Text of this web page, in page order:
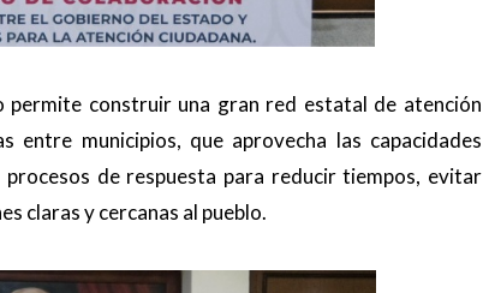
construir una gran red estatal de atención
entre municipios, que aprovecha las capacidades
de respuesta para reducir tiempos, evitar
claras y cercanas al pueblo.